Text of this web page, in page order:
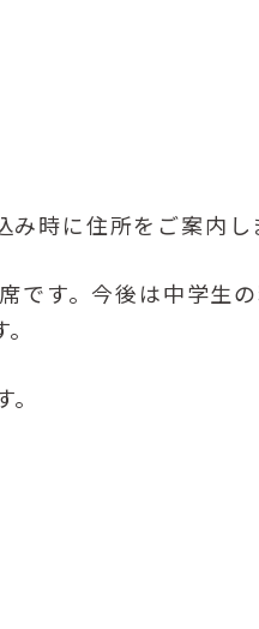
時に住所をご案内し
す。今後は中学生